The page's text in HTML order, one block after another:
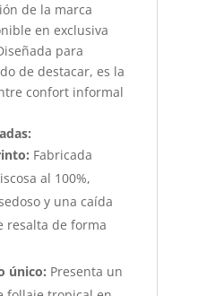
de la marca
en exclusiva
para
de destacar, es la
confort informal
Fabricada
al 100%,
y una caída
resalta de forma
único: Presenta un